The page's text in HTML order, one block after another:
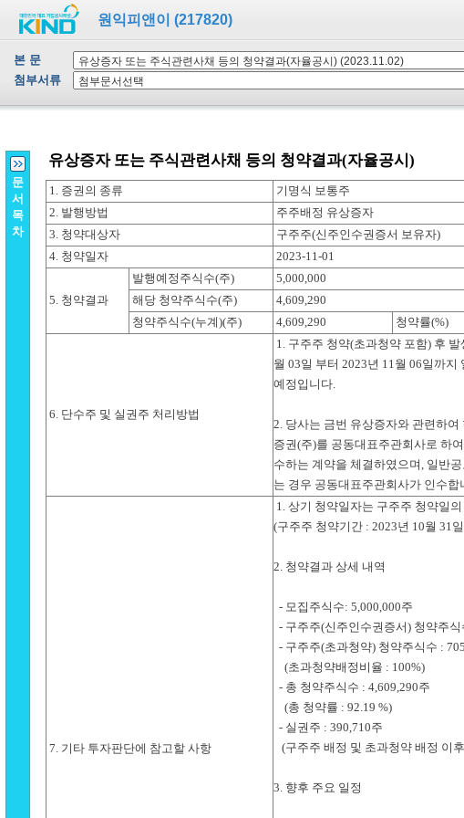
원익피앤이 (217820)
본 문
첨부서류
문
서
목
차